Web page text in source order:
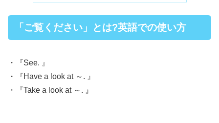
「ご覧ください」とは?英語での使い方
・『See. 』
・『Have a look at ～. 』
・『Take a look at ～. 』